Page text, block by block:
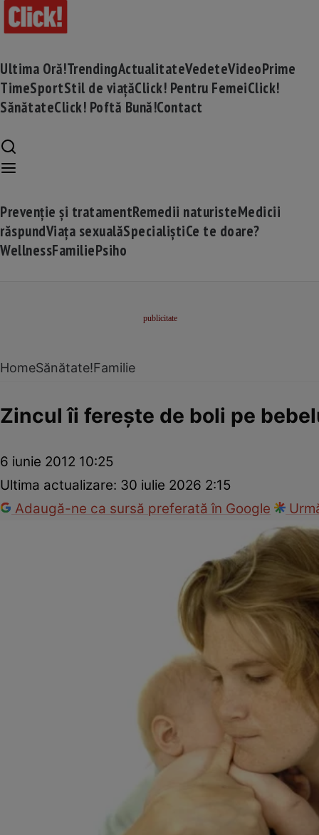
Ultima Oră!TrendingActualitateVedeteVideoPrime
TimeSportStil de viațăClick! Pentru FemeiClick!
SănătateClick! Poftă Bună!Contact
Prevenție și tratamentRemedii naturisteMedicii
răspundViața sexualăSpecialiștiCe te doare?
WellnessFamiliePsiho
HomeSănătate!Familie
Zincul îi fereşte de boli pe
6 iunie 2012 10:25
Ultima actualizare: 30 iulie 2026 2:15
Adaugă-ne ca sursă preferată în Google